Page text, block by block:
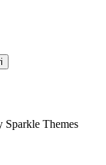
Sparkle Themes